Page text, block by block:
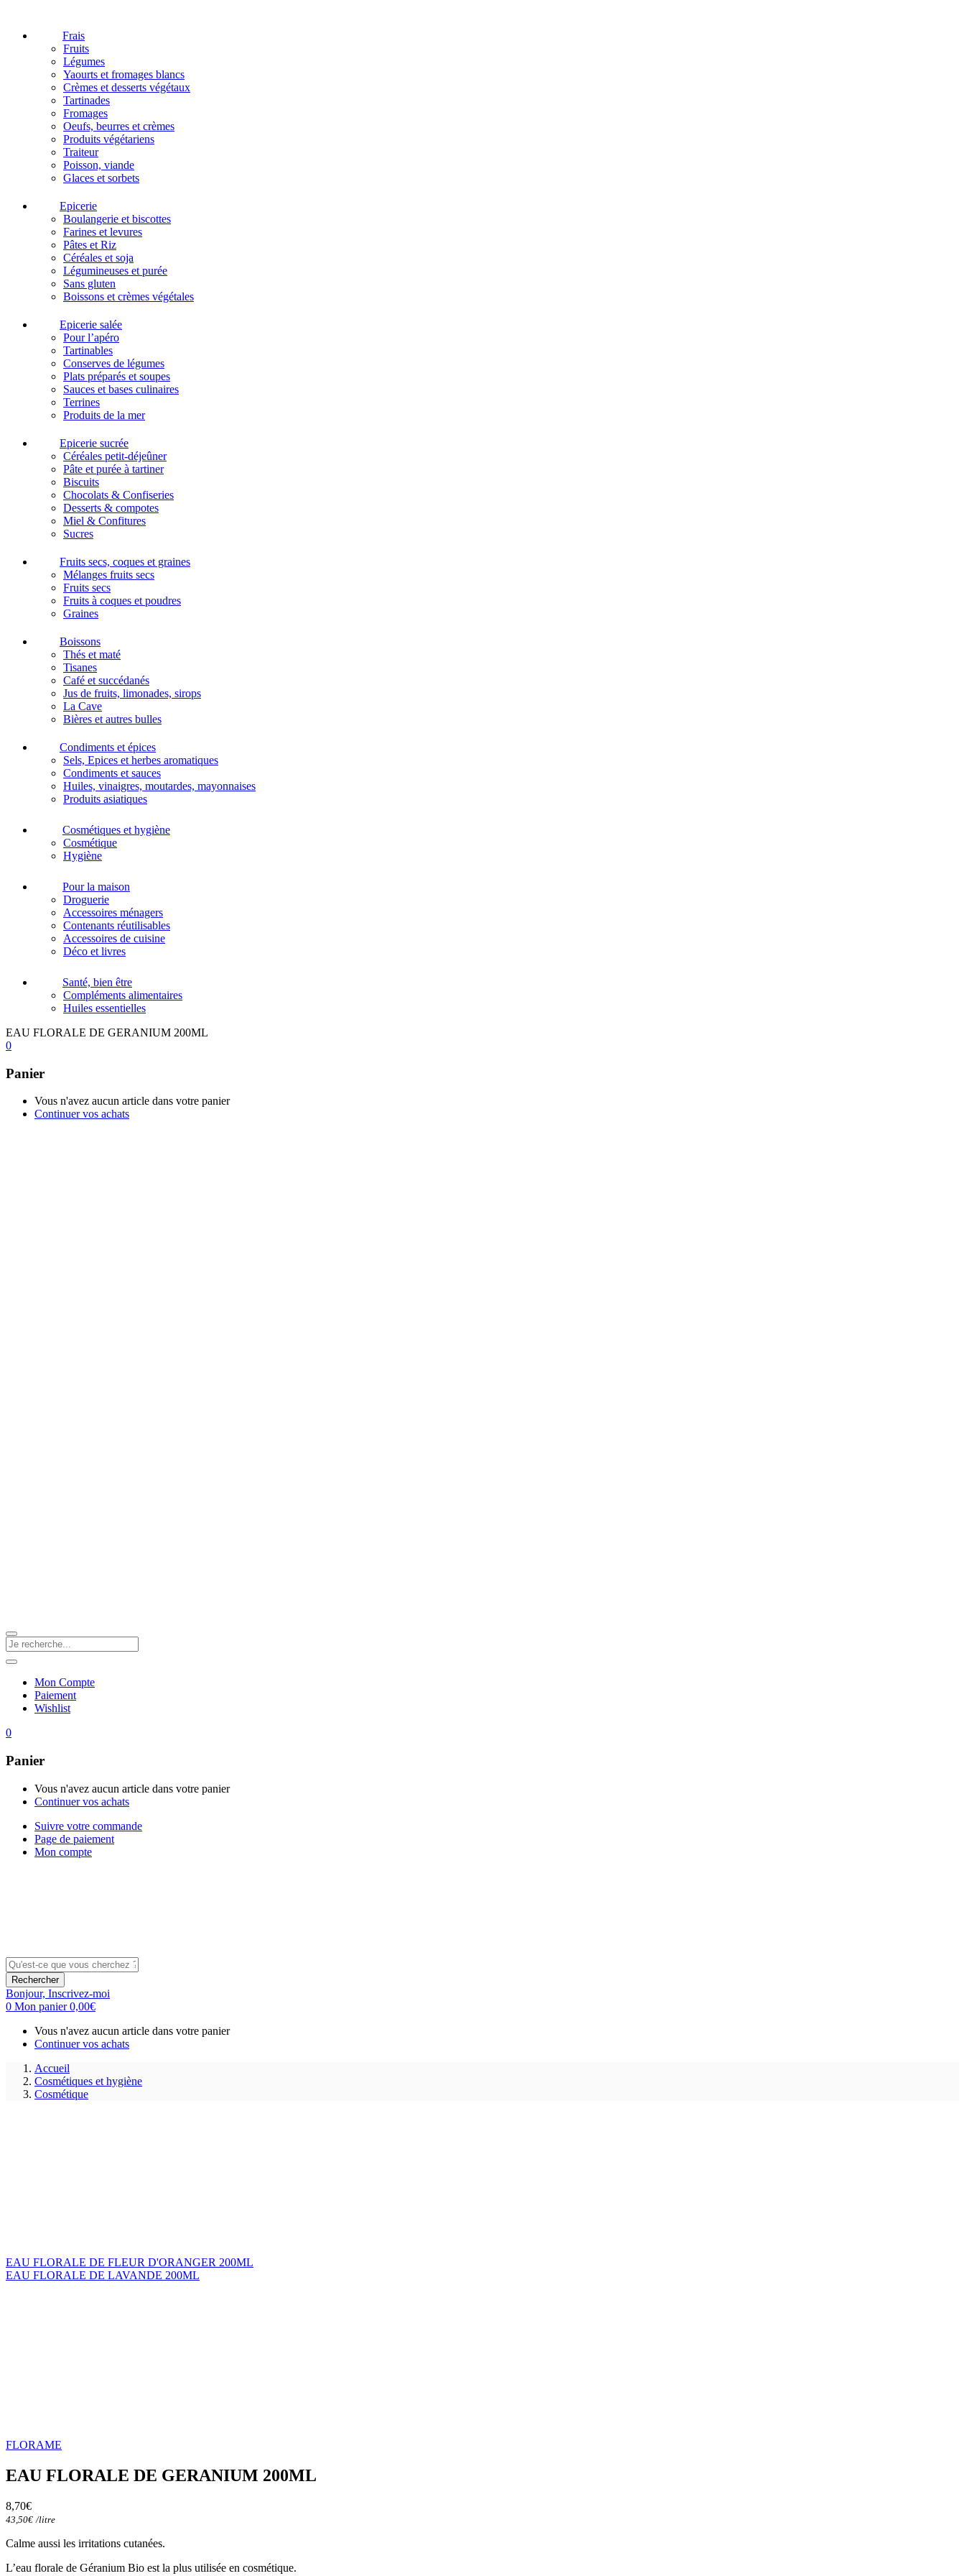
Frais
Fruits
Légumes
Yaourts et fromages blancs
Crèmes et desserts végétaux
Tartinades
Fromages
Oeufs, beurres et crèmes
Produits végétariens
Traiteur
Poisson, viande
Glaces et sorbets
Epicerie
Boulangerie et biscottes
Farines et levures
Pâtes et Riz
Céréales et soja
Légumineuses et purée
Sans gluten
Boissons et crèmes végétales
Epicerie salée
Pour l’apéro
Tartinables
Conserves de légumes
Plats préparés et soupes
Sauces et bases culinaires
Terrines
Produits de la mer
Epicerie sucrée
Céréales petit-déjeûner
Pâte et purée à tartiner
Biscuits
Chocolats & Confiseries
Desserts & compotes
Miel & Confitures
Sucres
Fruits secs, coques et graines
Mélanges fruits secs
Fruits secs
Fruits à coques et poudres
Graines
Boissons
Thés et maté
Tisanes
Café et succédanés
Jus de fruits, limonades, sirops
La Cave
Bières et autres bulles
Condiments et épices
Sels, Epices et herbes aromatiques
Condiments et sauces
Huiles, vinaigres, moutardes, mayonnaises
Produits asiatiques
Cosmétiques et hygiène
Cosmétique
Hygiène
Pour la maison
Droguerie
Accessoires ménagers
Contenants réutilisables
Accessoires de cuisine
Déco et livres
Santé, bien être
Compléments alimentaires
Huiles essentielles
EAU FLORALE DE GERANIUM 200ML
0
Panier
Vous n'avez aucun article dans votre panier
Continuer vos achats
Mon Compte
Paiement
Wishlist
0
Panier
Vous n'avez aucun article dans votre panier
Continuer vos achats
Suivre votre commande
Page de paiement
Mon compte
Rechercher
Bonjour, Inscrivez-moi
0 Mon panier0,00€
Vous n'avez aucun article dans votre panier
Continuer vos achats
Accueil
Cosmétiques et hygiène
Cosmétique
EAU FLORALE DE FLEUR D'ORANGER 200ML
EAU FLORALE DE LAVANDE 200ML
FLORAME
EAU FLORALE DE GERANIUM 200ML
8,70€
43,50€ /litre
Calme aussi les irritations cutanées.
L’eau florale de Géranium Bio est la plus utilisée en cosmétique.